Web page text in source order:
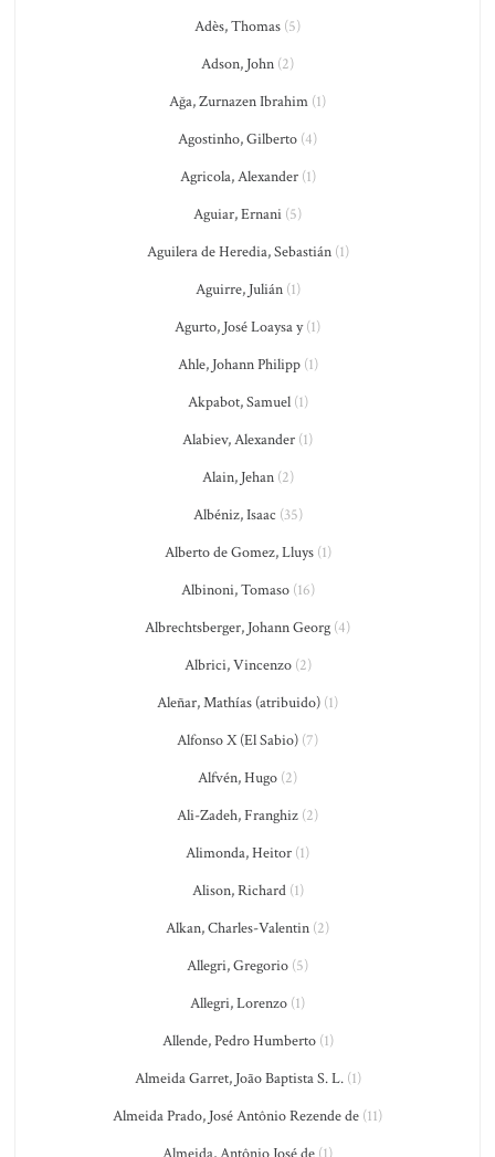
Adès, Thomas (5)
Adson, John (2)
Ağa, Zurnazen Ibrahim (1)
Agostinho, Gilberto (4)
Agricola, Alexander(1)
Aguiar, Ernani (5)
Aguilera de Heredia, Sebastián(1)
Aguirre, Julián(1)
Agurto, José Loaysa y(1)
Ahle, Johann Philipp(1)
Akpabot, Samuel(1)
Alabiev, Alexander (1)
Alain, Jehan(2)
Albéniz, Isaac (35)
Alberto de Gomez, Lluys(1)
Albinoni, Tomaso(16)
Albrechtsberger, Johann Georg (4)
Albrici, Vincenzo(2)
Aleñar, Mathías (atribuido) (1)
Alfonso X (El Sabio) (7)
Alfvén, Hugo (2)
Ali-Zadeh, Franghiz (2)
Alimonda, Heitor (1)
Alison, Richard(1)
Alkan, Charles-Valentin (2)
Allegri, Gregorio (5)
Allegri, Lorenzo (1)
Allende, Pedro Humberto(1)
Almeida Garret, João Baptista S. L.(1)
Almeida Prado, José Antônio Rezende de (11)